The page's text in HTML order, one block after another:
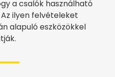
a csalók használható
ilyen felvételeket
alapuló eszközökkel